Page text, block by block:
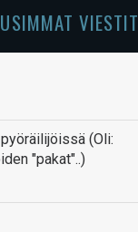
VIESTIT
(Oli:
"pakat"..)